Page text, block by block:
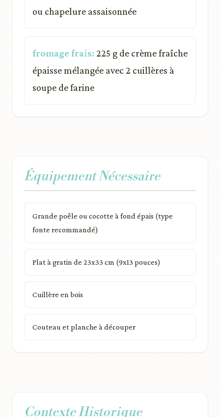
ou chapelure assaisonnée
fromage frais: 225 g de crème fraîche
épaisse mélangée avec 2 cuillères à
soupe de farine
Équipement Nécessaire
Grande poêle ou cocotte à fond épais (type
fonte recommandé)
Plat à gratin de 23x33 cm (9x13 pouces)
Cuillère en bois
Couteau et planche à découper
Contexte Historique